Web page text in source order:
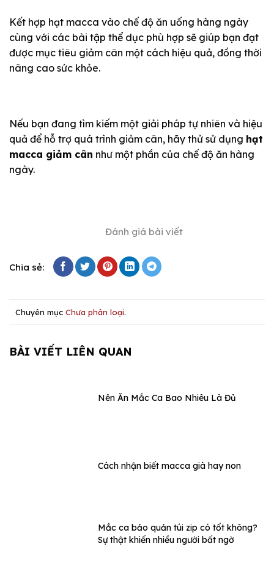
Kết hợp hạt macca vào chế độ ăn uống hàng ngày
cùng với các bài tập thể dục phù hợp sẽ giúp bạn đạt
được mục tiêu giảm cân một cách hiệu quả, đồng thời
nâng cao sức khỏe.
Nếu bạn đang tìm kiếm một giải pháp tự nhiên và hiệu
quả để hỗ trợ quá trình giảm cân, hãy thử sử dụng hạt
macca giảm cân như một phần của chế độ ăn hàng
ngày.
Đánh giá bài viết
Chia sẻ:
Chuyên mục Chưa phân loại.
BÀI VIẾT LIÊN QUAN
Nên Ăn Mắc Ca Bao Nhiêu Là Đủ
Cách nhận biết macca già hay non
Mắc ca bảo quản túi zip có tốt không?
Sự thật khiến nhiều người bất ngờ